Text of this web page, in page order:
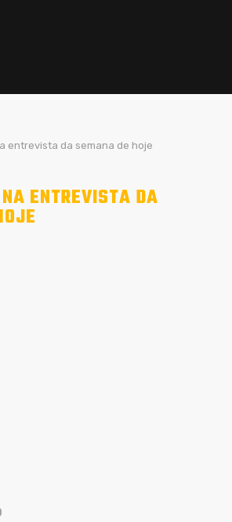
entrevista da semana de hoje
ENTREVISTA DA